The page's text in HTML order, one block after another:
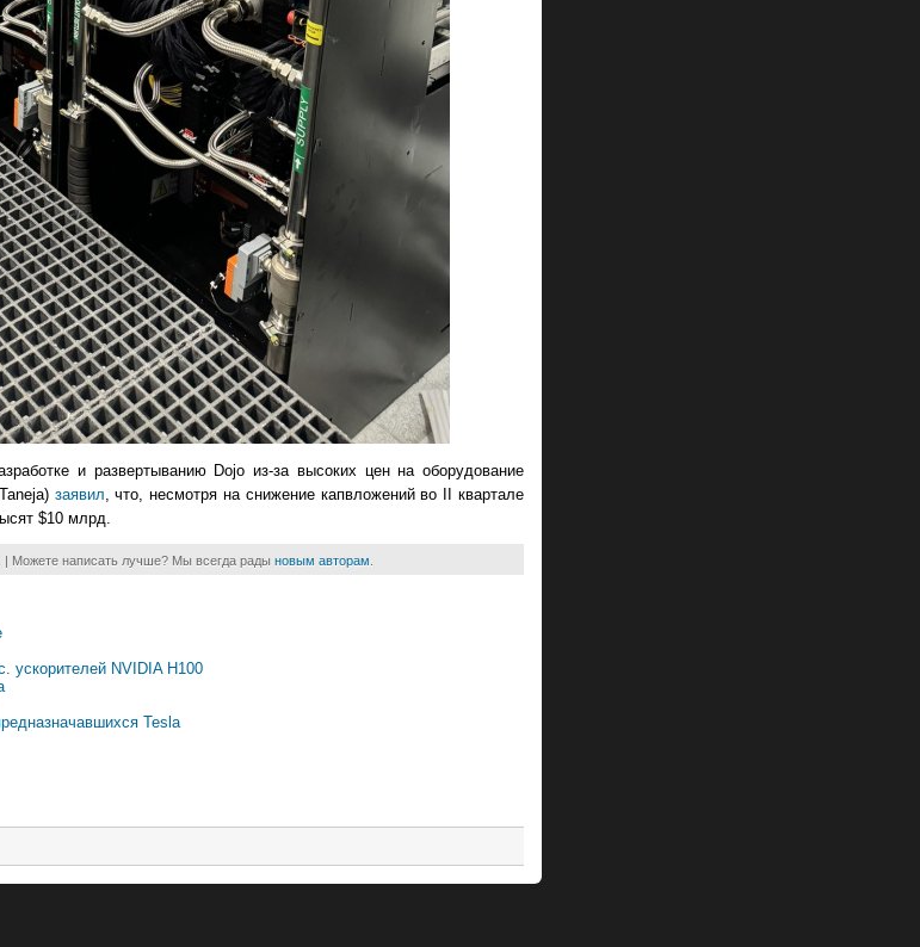
и развертыванию Dojo из-за высоких цен на оборудование
заявил , что, несмотря на снижение капвложений во II квартале
$10 млрд.
Можете написать лучше? Мы всегда рады новым авторам
ускорителей NVIDIA H100
Tesla